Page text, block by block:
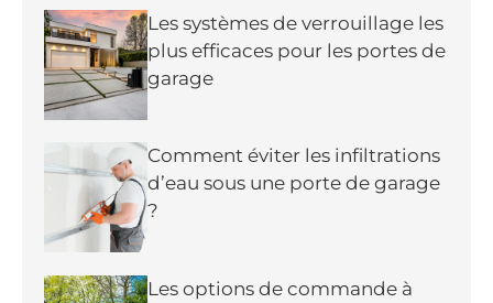
Les systèmes de verrouillage les
plus efficaces pour les portes de
garage
Comment éviter les infiltrations
d’eau sous une porte de garage
?
Les options de commande à